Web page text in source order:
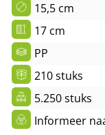
15,5 cm
17 cm
PP
210 stuks
5.250 stuks
Informeer